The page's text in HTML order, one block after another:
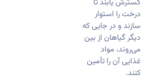
گسترش یابند تا
درخت را استوار
سازند و در جایی که
دیگر گیاهان از بین
می‌روند، مواد
غذایی آن را تأمین
کنند.